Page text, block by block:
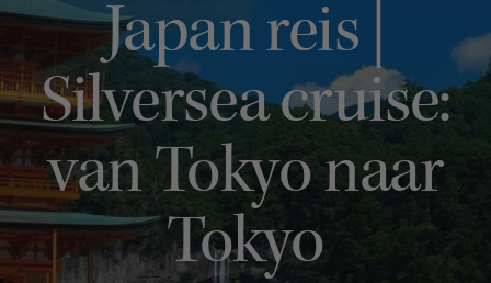
Japan reis |
Silversea cruise:
van Tokyo naar
Tokyo